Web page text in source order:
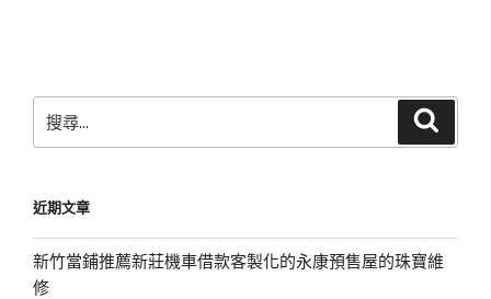
尋
字:
近期文章
新竹當鋪推薦新莊機車借款客製化的永康預售屋的珠寶維
修